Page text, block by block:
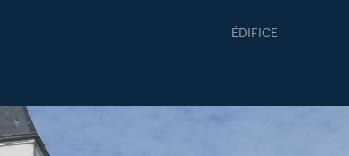
ÉDIFICE